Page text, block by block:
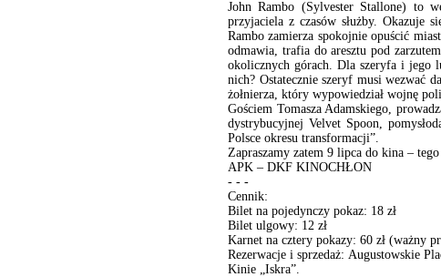
John Rambo (Sylvester Stallone) to
przyjaciela z czasów służby. Okazuje
Rambo zamierza spokojnie opuścić
odmawia, trafia do aresztu pod
okolicznych górach. Dla szeryfa i jego
nich? Ostatecznie szeryf musi wezwać
żołnierza, który wypowiedział wojnę
Gościem Tomasza Adamskiego,
dystrybucyjnej Velvet Spoon,
Polsce okresu transformacji”.
Zapraszamy zatem 9 lipca do kina –
APK – DKF KINOCHŁON
- - -
Cennik:
Bilet na pojedynczy pokaz: 18 zł
Bilet ulgowy: 12 zł
Karnet na cztery pokazy: 60 zł (ważny
Rezerwacje i sprzedaż: Augustowskie
Kinie „Iskra”.